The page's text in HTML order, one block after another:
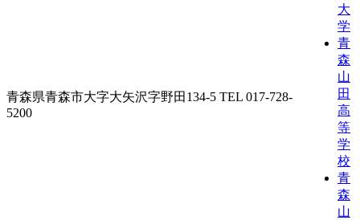
青森県青森市大字大矢沢字野田134-5 TEL 017-728-
5200
大
学
青
森
山
田
高
等
学
校
青
森
山